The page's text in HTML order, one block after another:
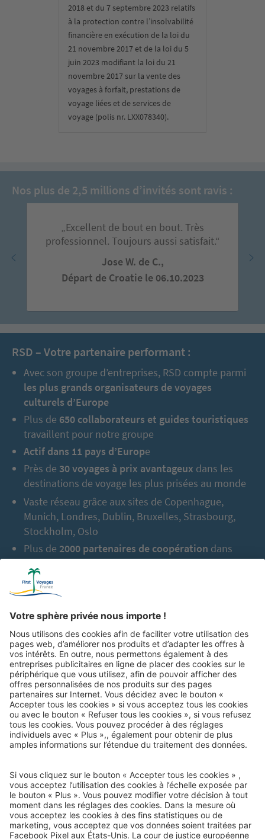
2018 et du 7 septembre 2023 relatifs
à la protection contre l’insolvabilité
financière en exécution de la loi du
21 novembre 2017 et de la loi du 5
juin 2023 modifiant la loi du 21
novembre 2017 sur la vente des
voyages à forfait, prestations de
voyage liées et de services de
voyage (polis nr. LXX078340).
Nos plus de 2,5 millions d’invités sont ravis :
„Excellent de bout en bout. Très
professionnel. Toujours aussi satisfait.“
Jose W. de C.,
Départ de Croatie le 06.10.2023
RSD – Votre partenaire performant :
Avec son groupe d’entreprises, RSD compte parmi
les plus grands organisateurs de voyages
culturels d’Europe
Plus de 650 collaborateurs et guides touristiques
travaillent pour notre groupe
Actif dans 11 pays d’Europe
Près de 30 voyages à prix avantageux dans les
destinations de voyage les plus prisées au monde
Vaste réseau grâce aux sites de Copenhague,
Munich, Londres, Dublin, Bruxelles, Strasbourg,
Stockholm, Oslo
Plus de 2000 partenaires de coopération dans
l’Europe entière
En tout jusqu’à aujourd’hui :
vacanciers
Courrier de voyage
e-mail-newsletter :